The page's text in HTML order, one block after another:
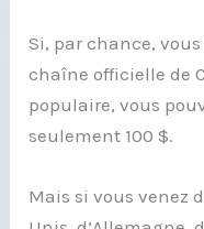
Si, par chance,
chaîne officielle de
populaire, vous
seulement 100 $.
Mais si vous venez